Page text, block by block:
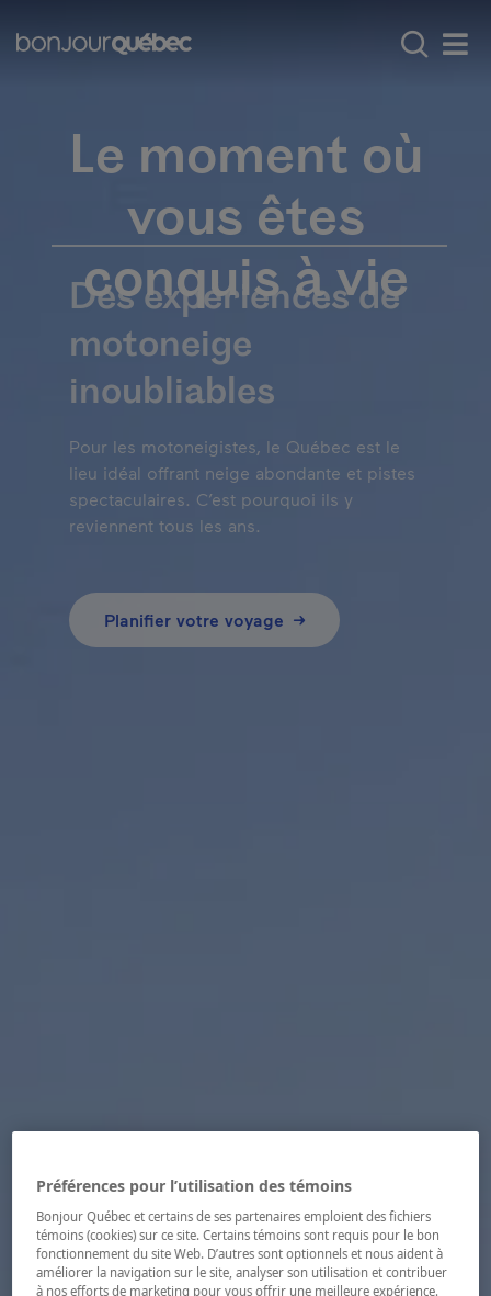
Main navigation -
Découvrir le Québec Expériences
Le moment où
vous êtes
conquis à vie
Des expériences de
motoneige
inoubliables
Pour les motoneigistes, le Québec est le
lieu idéal offrant neige abondante et pistes
spectaculaires. C’est pourquoi ils y
reviennent tous les ans.
Planifier votre voyage
Préférences pour l’utilisation des témoins
Bonjour Québec et certains de ses partenaires emploient des fichiers
témoins (cookies) sur ce site. Certains témoins sont requis pour le bon
fonctionnement du site Web. D’autres sont optionnels et nous aident à
améliorer la navigation sur le site, analyser son utilisation et contribuer
à nos efforts de marketing pour vous offrir une meilleure expérience.